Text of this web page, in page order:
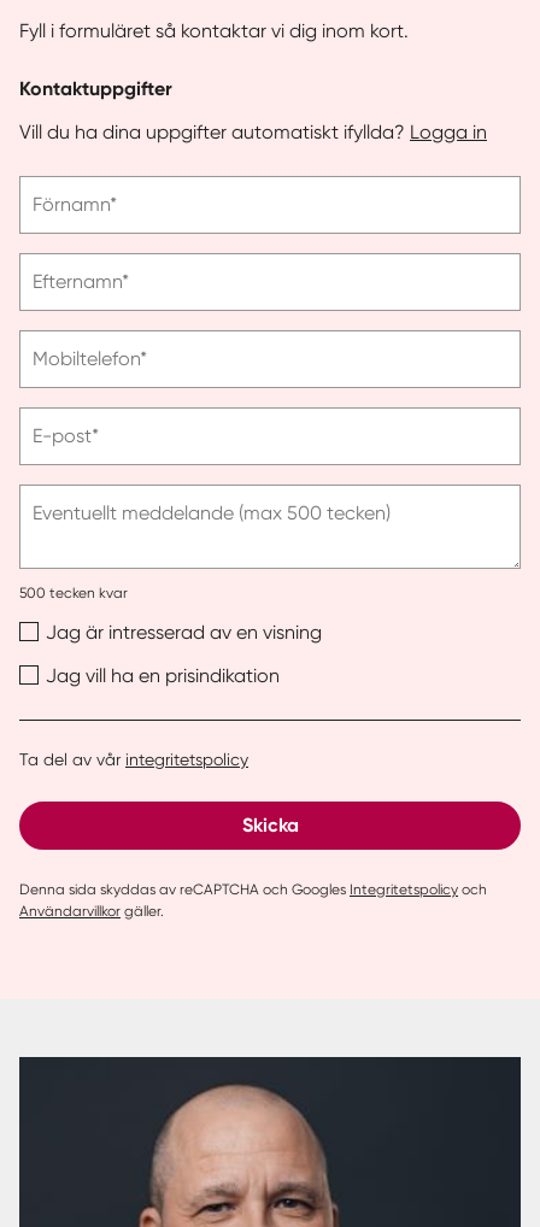
Fyll i formuläret så kontaktar vi dig inom kort.
Kontaktuppgifter
Vill du ha dina uppgifter automatiskt ifyllda? Logga in
ange
Förnamn*
ange
Efternamn*
ange
Mobiltelefon*
ange
post
E-post*
Eventuellt meddelande (max 500 tecken)
500 tecken kvar
Jag är intresserad av en visning
Jag vill ha en prisindikation
Ta del av vår integritetspolicy
Skicka
Denna sida skyddas av reCAPTCHA och Googles Integritetspolicy och
Användarvillkor gäller.